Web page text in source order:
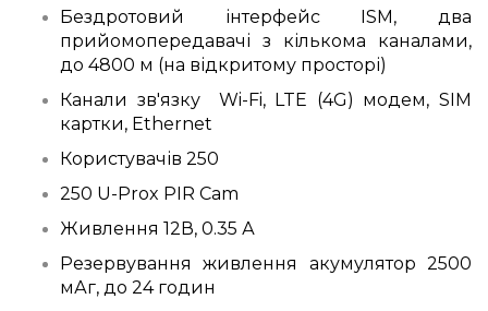
Бездротовий інтерфейс ISM, два
прийомопередавачі з кількома каналами,
до 4800 м (на відкритому просторі)
Канали зв'язку Wi-Fi, LTE (4G) модем, SIM
картки, Ethernet
Користувачів 250
250 U-Prox PIR Cam
Живлення 12В, 0.35 А
Резервування живлення акумулятор 2500
мАг, до 24 годин